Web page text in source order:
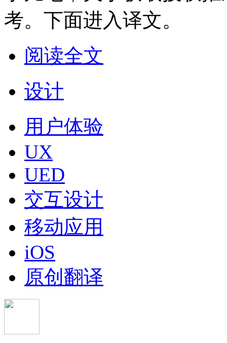
考。下面进入译文。
阅读全文
设计
用户体验
UX
UED
交互设计
移动应用
iOS
原创翻译